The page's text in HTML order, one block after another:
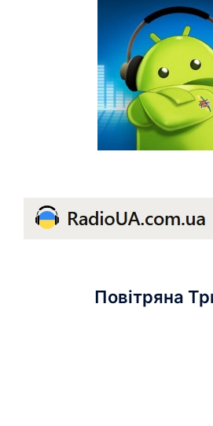
Повітряна